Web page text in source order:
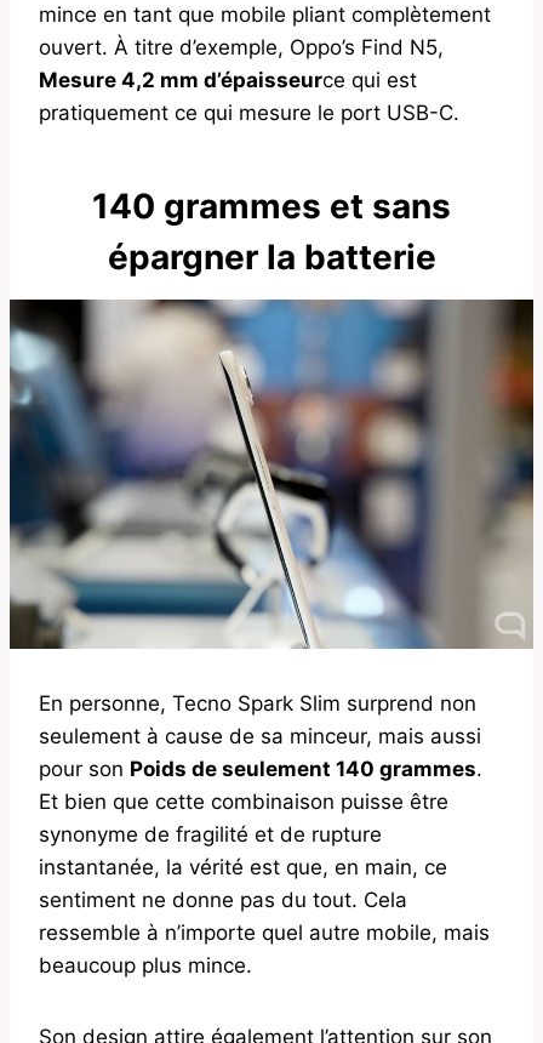
mince en tant que mobile pliant complètement
ouvert. À titre d’exemple, Oppo’s Find N5,
Mesure 4,2 mm d’épaisseurce qui est
pratiquement ce qui mesure le port USB-C.
140 grammes et sans
épargner la batterie
En personne, Tecno Spark Slim surprend non
seulement à cause de sa minceur, mais aussi
pour son Poids de seulement 140 grammes.
Et bien que cette combinaison puisse être
synonyme de fragilité et de rupture
instantanée, la vérité est que, en main, ce
sentiment ne donne pas du tout. Cela
ressemble à n’importe quel autre mobile, mais
beaucoup plus mince.
Son design attire également l’attention sur son